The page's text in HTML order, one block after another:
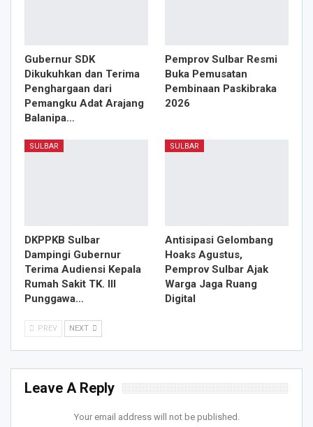
Gubernur SDK
Dikukuhkan dan Terima
Penghargaan dari
Pemangku Adat Arajang
Balanipa…
Pemprov Sulbar Resmi
Buka Pemusatan
Pembinaan Paskibraka
2026
SULBAR
DKPPKB Sulbar
Dampingi Gubernur
Terima Audiensi Kepala
Rumah Sakit TK. III
Punggawa…
SULBAR
Antisipasi Gelombang
Hoaks Agustus,
Pemprov Sulbar Ajak
Warga Jaga Ruang
Digital
PREV NEXT
Leave A Reply
Your email address will not be published.